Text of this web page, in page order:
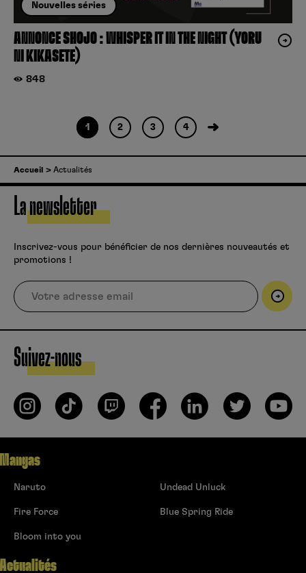
Nouvelles séries
ANNONCE SHOJO : WHISPER IT IN THE NIGHT (YORU
NI KIKASETE)
848
1 2 3 4
Accueil Actualités
La newsletter
Inscrivez-vous pour bénéficier de nos dernières nouveautés et
promotions !
Suivez-nous
Mangas
Naruto
Fire Force
Bloom into you
Undead Unluck
Blue Spring Ride
Actualités